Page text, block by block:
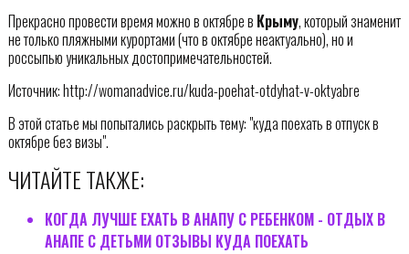
Прекрасно провести время можно в октябре в Крыму, который знаменит
не только пляжными курортами (что в октябре неактуально), но и
россыпью уникальных достопримечательностей.
Источник: http://womanadvice.ru/kuda-poehat-otdyhat-v-oktyabre
В этой статье мы попытались раскрыть тему: "куда поехать в отпуск в
октябре без визы".
ЧИТАЙТЕ ТАКЖЕ:
КОГДА ЛУЧШЕ ЕХАТЬ В АНАПУ С РЕБЕНКОМ - ОТДЫХ В
АНАПЕ С ДЕТЬМИ ОТЗЫВЫ КУДА ПОЕХАТЬ